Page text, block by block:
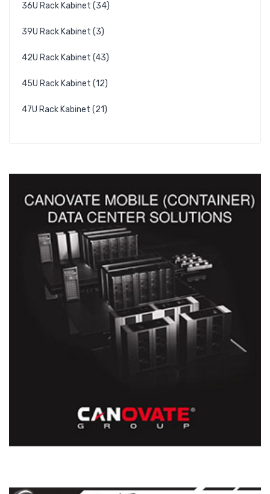
36U Rack Kabinet (34)
39U Rack Kabinet (3)
42U Rack Kabinet (43)
45U Rack Kabinet (12)
47U Rack Kabinet (21)